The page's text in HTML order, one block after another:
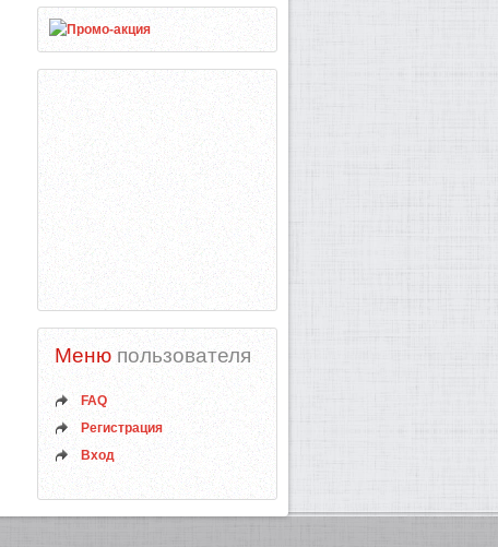
Меню пользователя
FAQ
Регистрация
Вход